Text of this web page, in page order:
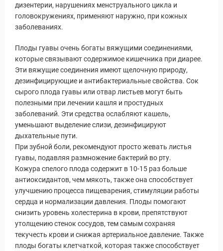
дизентерии, нарушениях менструального цикла и
головокружениях, применяют наружно, при кожных
заболеваниях.
Плоды гуавы очень богаты вяжущими соединениями,
которые связывают содержимое кишечника при диарее.
Эти вяжущие соединения имеют щелочную природу,
дезинфицирующие и антибактериальные свойства. Сок
сырого плода гуавы или отвар листьев могут быть
полезными при лечении кашля и простудных
заболеваний. Эти средства ослабляют кашель,
уменьшают выделение слизи, дезинфицируют
дыхательные пути.
При зубной боли, рекомендуют просто жевать листья
гуавы, подавляя размножение бактерий во рту.
Кожура спелого плода содержит в 10-15 раз больше
антиоксидантов, чем мякоть, также она способствует
улучшению процесса пищеварения, стимуляции работы
сердца и нормализации давления. Плоды помогают
снизить уровень холестерина в крови, препятствуют
утолщению стенок сосудов, тем самым сохраняя
текучесть крови и снижая артериальное давление. Также
плоды богаты клетчаткой, которая также способствует